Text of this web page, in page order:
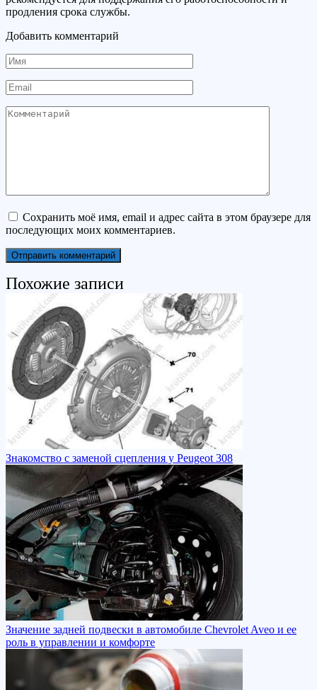
продления срока службы.
Добавить комментарий
Имя
Email
Комментарий
Сохранить моё имя, email и адрес сайта в этом браузере для
последующих моих комментариев.
Похожие записи
Знакомство с заменой сцепления у Peugeot 308
Значение задней подвески в автомобиле Chevrolet Aveo и ее
роль в управлении и комфорте